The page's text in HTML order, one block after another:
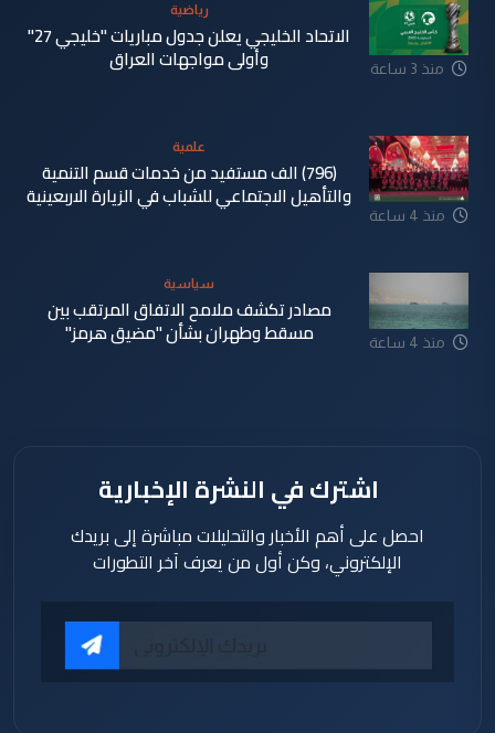
منذ 3 ساعة
رياضية
الاتحاد الخليجي يعلن جدول مباريات "خليجي 27"
وأولى مواجهات العراق
منذ 4 ساعة
علمية
(796) الف مستفيد من خدمات قسم التنمية
والتأهيل الاجتماعي للشباب في الزيارة الاربعينية
منذ 4 ساعة
سياسية
مصادر تكشف ملامح الاتفاق المرتقب بين
مسقط وطهران بشأن "مضيق هرمز"
اشترك في النشرة الإخبارية
احصل على أهم الأخبار والتحليلات مباشرة إلى بريدك
الإلكتروني، وكن أول من يعرف آخر التطورات